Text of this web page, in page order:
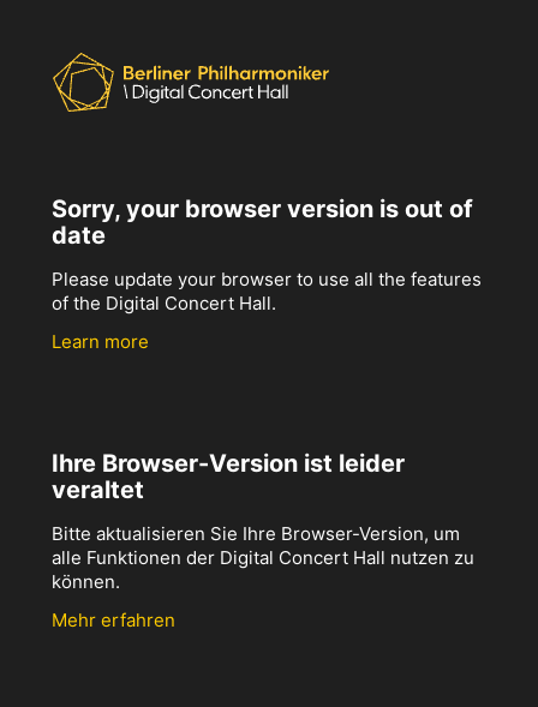
Sorry, your browser version is out of
date
Please update your browser to use all the features
of the Digital Concert Hall.
Learn more
Ihre Browser-Version ist leider
veraltet
Bitte aktualisieren Sie Ihre Browser-Version, um
alle Funktionen der Digital Concert Hall nutzen zu
können.
Mehr erfahren